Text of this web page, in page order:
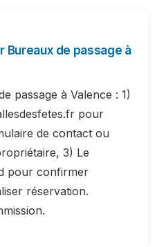
Bureaux de passage à
passage à Valence : 1)
pour
de contact ou
3) Le
pour confirmer
réservation.